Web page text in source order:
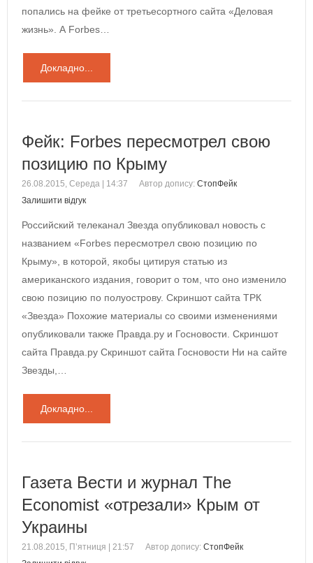
попались на фейке от третьесортного сайта «Деловая
жизнь». А Forbes…
Докладно...
Фейк: Forbes пересмотрел свою
позицию по Крыму
26.08.2015, Середа | 14:37 Автор допису: СтопФейк
Залишити відгук
Российский телеканал Звезда опубликовал новость с
названием «Forbes пересмотрел свою позицию по
Крыму», в которой, якобы цитируя статью из
американского издания, говорит о том, что оно изменило
свою позицию по полуострову. Скриншот сайта ТРК
«Звезда» Похожие материалы со своими изменениями
опубликовали также Правда.ру и Госновости. Скриншот
сайта Правда.ру Скриншот сайта Госновости Ни на сайте
Звезды,…
Докладно...
Газета Вести и журнал The
Economist «отрезали» Крым от
Украины
21.08.2015, П’ятниця | 21:57 Автор допису: СтопФейк